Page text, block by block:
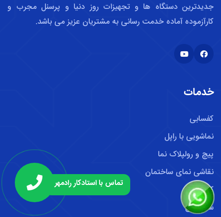
تماس با استادکار رادمهر
جدیدترین دستگاه ها و تجهیزات روز دنیا و پرسنل مجرب و
کارآزموده آماده خدمت رسانی به مشتریان عزیز می باشد.
خدمات
کفسابی
نماشویی با راپل
پیچ و رولپلاک نما
نقاشی نمای ساختمان
کفشویی
ساب زنی